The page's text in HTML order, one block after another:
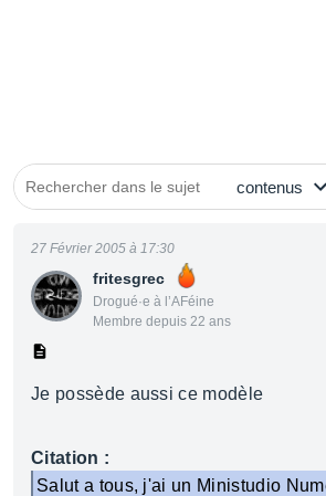
fritesgrec
Drogué·e à l’AFéine
Membre depuis 22 ans
27 Février 2005 à 17:30
Je possède aussi ce modèle
Citation :
Salut a tous, j'ai un Ministudio